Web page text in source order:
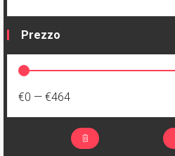
Prezzo
€0 — €464